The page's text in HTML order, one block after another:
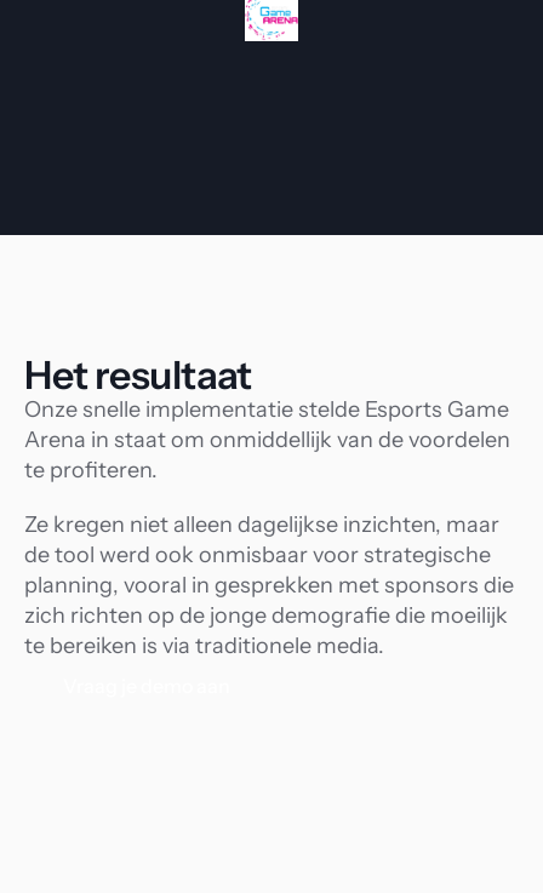
Het resultaat
Onze snelle implementatie stelde Esports Game
Arena in staat om onmiddellijk van de voordelen
te profiteren.
Ze kregen niet alleen dagelijkse inzichten, maar
de tool werd ook onmisbaar voor strategische
planning, vooral in gesprekken met sponsors die
zich richten op de jonge demografie die moeilijk
te bereiken is via traditionele media.